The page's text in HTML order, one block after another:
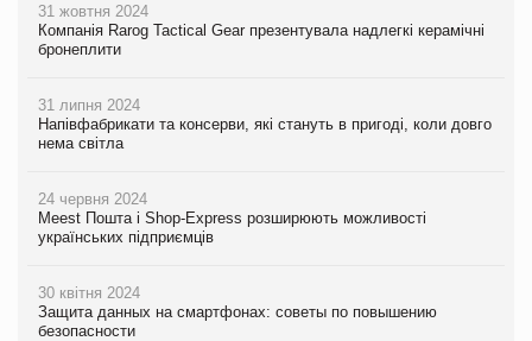
31 жовтня 2024
Компанія Rarog Tactical Gear презентувала надлегкі керамічні
бронеплити
31 липня 2024
Напівфабрикати та консерви, які стануть в пригоді, коли довго
нема світла
24 червня 2024
Meest Пошта і Shop-Express розширюють можливості
українських підприємців
30 квітня 2024
Защита данных на смартфонах: советы по повышению
безопасности